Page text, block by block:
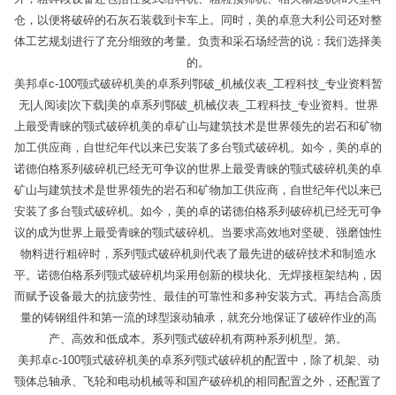
仓，以便将破碎的石灰石装载到卡车上。同时，美的卓意大利公司还对整
体工艺规划进行了充分细致的考量。负责和采石场经营的说：我们选择美
的。
美邦卓c-100颚式破碎机美的卓系列鄂破_机械仪表_工程科技_专业资料暂
无|人阅读|次下载|美的卓系列鄂破_机械仪表_工程科技_专业资料。 世界
上最受青睐的颚式破碎机美的卓矿山与建筑技术是世界领先的岩石和矿物
加工供应商，自世纪年代以来已安装了多台颚式破碎机。如今，美的卓的
诺德伯格系列破碎机已经无可争议的 世界上最受青睐的颚式破碎机美的卓
矿山与建筑技术是世界领先的岩石和矿物加工供应商，自世纪年代以来已
安装了多台颚式破碎机。如今，美的卓的诺德伯格系列破碎机已经无可争
议的成为世界上最受青睐的颚式破碎机。当要求高效地对坚硬、强磨蚀性
物料进行粗碎时，系列颚式破碎机则代表了最先进的破碎技术和制造水
平。诺德伯格系列颚式破碎机均采用创新的模块化、无焊接框架结构，因
而赋予设备最大的抗疲劳性、最佳的可靠性和多种安装方式。再结合高质
量的铸钢组件和第一流的球型滚动轴承，就充分地保证了破碎作业的高
产、高效和低成本。系列颚式破碎机有两种系列机型。第。
美邦卓c-100颚式破碎机美的卓系列颚式破碎机的配置中，除了机架、动
颚体总轴承、飞轮和电动机械等和国产破碎机的相同配置之外，还配置了